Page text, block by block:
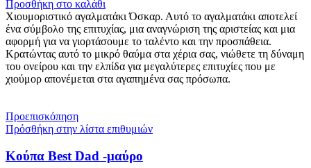
Προσθήκη στο καλάθι
Χιουμοριστικό αγαλματάκι Όσκαρ. Αυτό το αγαλματάκι αποτελεί
ένα σύμβολο της επιτυχίας, μια αναγνώριση της αριστείας και μια
αφορμή για να γιορτάσουμε το ταλέντο και την προσπάθεια.
Κρατώντας αυτό το μικρό θαύμα στα χέρια σας, νιώθετε τη δύναμη
του ονείρου και την ελπίδα για μεγαλύτερες επιτυχίες που με
χιούμορ απονέμεται στα αγαπημένα σας πρόσωπα.
Προεπισκόπηση
Πρόσθήκη στην λίστα επιθυμιών
Κούπα Best Dad -μαύρο